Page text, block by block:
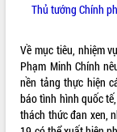
Đắk Lắk”
Tăng cường giám sát,
hiện nhiệm vụ quản lý
hàng tuần
Tháo gỡ những vướng
công tác cải cách thủ
tại Trung tâm Phục vụ
Thủ tướng Chính
Về mục tiêu, nhiệm
Phạm Minh Chính
nền tảng thực hiện
báo tình hình quốc
thách thức đan xen,